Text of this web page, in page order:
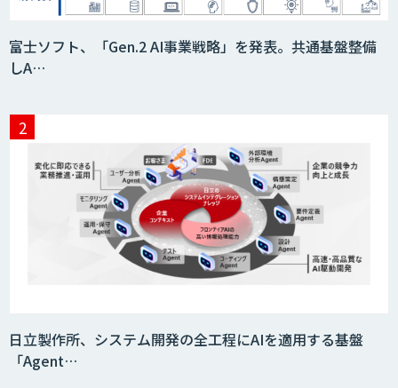
富士ソフト、「Gen.2 AI事業戦略」を発表。共通基盤整備
しA…
日立製作所、システム開発の全工程にAIを適用する基盤
「Agent…